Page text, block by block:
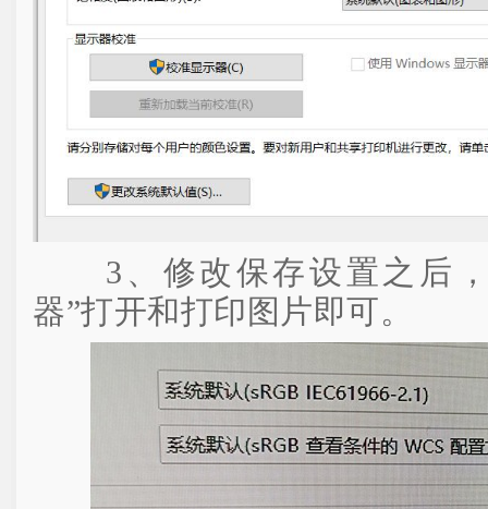
3、修改保存设置之后，
器”打开和打印图片即可。